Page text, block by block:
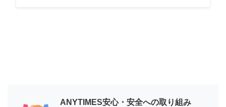
ANYTIMES安心・安全への取り組み